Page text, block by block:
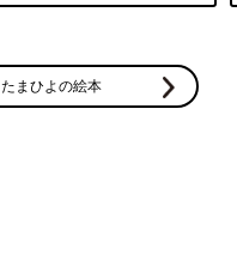
たまひよの絵本